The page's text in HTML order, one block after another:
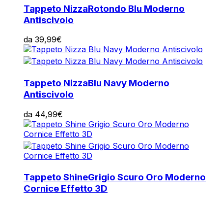
Tappeto NizzaRotondo Blu Moderno
Antiscivolo
da 39,99€
Tappeto NizzaBlu Navy Moderno
Antiscivolo
da 44,99€
Tappeto ShineGrigio Scuro Oro Moderno
Cornice Effetto 3D